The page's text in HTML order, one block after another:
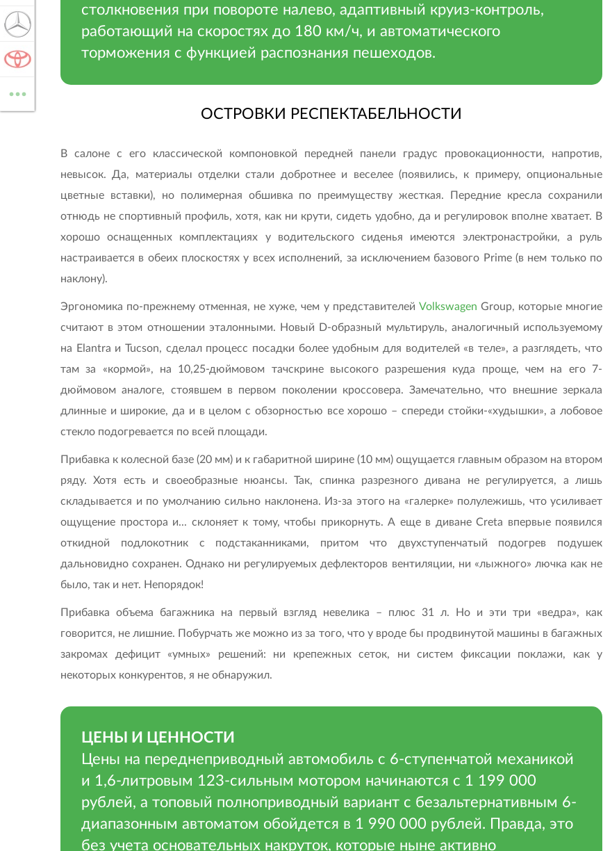
столкновения при повороте налево, адаптивный круиз-контроль,
работающий на скоростях до 180 км/ч, и автоматического
торможения с функцией распознания пешеходов.
ОСТРОВКИ РЕСПЕКТАБЕЛЬНОСТИ
В салоне с его классической компоновкой передней панели градус провокационнос­ти, напротив,
невысок. Да, материалы отделки стали добротнее и веселее (появились, к примеру, опциональные
цветные вставки), но полимерная обшивка по преимуществу жесткая. Передние кресла сохранили
отнюдь не спортивный профиль, хотя, как ни крути, сидеть удобно, да и регулировок вполне хватает. В
хорошо оснащенных комплектациях у водительского сиденья имеются электронастройки, а руль
настраивается в обеих плоскостях у всех исполнений, за исключением базового Prime (в нем только по
наклону).
Эргономика по-прежнему отменная, не хуже, чем у представителей Volkswagen Group, которые многие
считают в этом отношении эталонными. Новый D-образный мультируль, аналогичный используемому
на Elantra и Tucson, сделал процесс посадки более удобным для водителей «в теле», а разглядеть, что
там за «кормой», на 10,25-дюймовом тачскрине высокого разрешения куда проще, чем на его 7-
дюймовом аналоге, стоявшем в первом поколении кроссовера. Замечательно, что внешние зеркала
длинные и широкие, да и в целом с обзорностью все хорошо – спереди стойки-«худышки», а лобовое
стекло подогревается по всей площади.
Прибавка к колесной базе (20 мм) и к габаритной ширине (10 мм) ощущается главным образом на втором
ряду. Хотя есть и своеобразные нюансы. Так, спинка разрезного дивана не регулируется, а лишь
складывается и по умолчанию сильно наклонена. Из-за этого на «галерке» полулежишь, что усиливает
ощущение простора и... склоняет к тому, чтобы прикорнуть. А еще в диване Creta впервые появился
откидной подлокотник с подстаканниками, притом что двухступенчатый подогрев подушек
дальновидно сохранен. Однако ни регулируемых дефлекторов вентиляции, ни «лыжного» лючка как не
было, так и нет. Непорядок!
Прибавка объема багажника на первый взгляд невелика – плюс 31 л. Но и эти три «ведра», как
говорится, не лишние. Побурчать же можно из за того, что у вроде бы продвинутой машины в багажных
закромах дефицит «умных» решений: ни крепежных сеток, ни систем фиксации поклажи, как у
некоторых конкурентов, я не обнаружил.
ЦЕНЫ И ЦЕННОСТИ
Цены на переднеприводный автомобиль с 6-ступенчатой механикой
и 1,6-лит­ровым 123-сильным мотором начинаются с 1 199 000
рублей, а топовый полноприводный вариант с безальтернативным 6-
диапазонным автоматом обойдется в 1 990 000 рублей. Правда, это
без учета основательных накруток, которые ныне активно
MERCEDES-BENZ
...